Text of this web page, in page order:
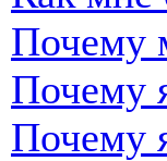
Почему
Почему
Почему